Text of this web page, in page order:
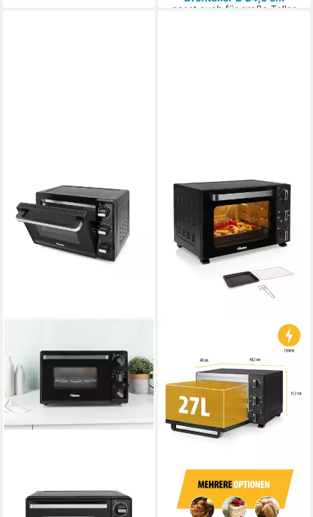
Minibackofen
89,49 €
TRISTAR
Minibackofen Tristar OV-
3627 Konvektionsofen - 27L